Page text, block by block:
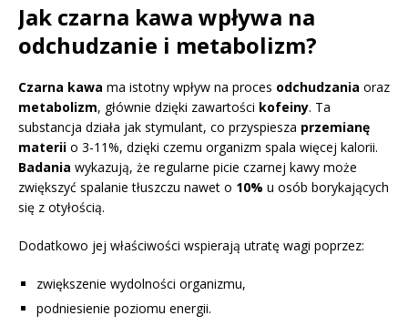
Jak czarna kawa wpływa na
odchudzanie i metabolizm?
Czarna kawa ma istotny wpływ na proces odchudzania oraz
metabolizm, głównie dzięki zawartości kofeiny. Ta
substancja działa jak stymulant, co przyspiesza przemianę
materii o 3-11%, dzięki czemu organizm spala więcej kalorii.
Badania wykazują, że regularne picie czarnej kawy może
zwiększyć spalanie tłuszczu nawet o 10% u osób borykających
się z otyłością.
Dodatkowo jej właściwości wspierają utratę wagi poprzez:
zwiększenie wydolności organizmu,
podniesienie poziomu energii.